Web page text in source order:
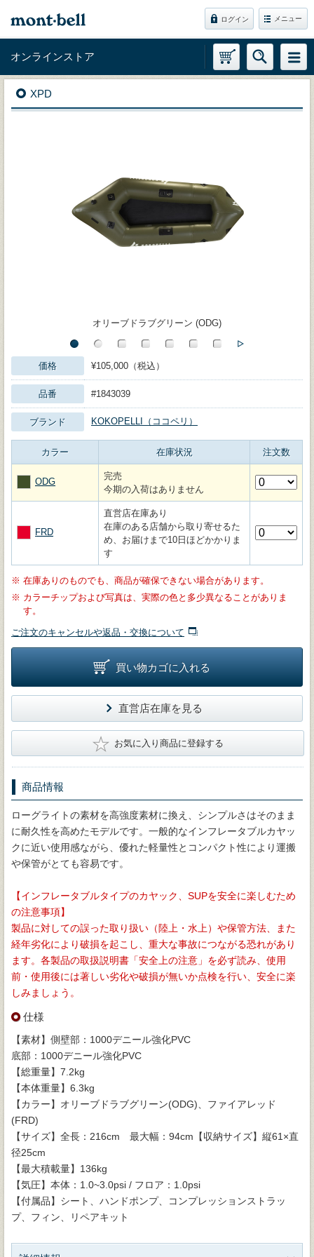
ログイン メニュー
オンラインストア
XPD
オリーブドラブグリーン (ODG)
価格 ¥105,000（税込）
品番 #1843039
ブランド KOKOPELLI（ココペリ）
カラー 在庫状況 注文数
ODG
完売
今期の入荷はありません
FRD
直営店在庫あり
在庫のある店舗から取り寄せるた
め、お届けまで10日ほどかかりま
す
※ 在庫ありのものでも、商品が確保できない場合があります。
※ カラーチップおよび写真は、実際の色と多少異なることがありま
す。
ご注文のキャンセルや返品・交換について
買い物カゴに入れる
直営店在庫を見る
★ お気に入り商品に登録する
商品情報
ローグライトの素材を高強度素材に換え、シンプルさはそのまま
に耐久性を高めたモデルです。一般的なインフレータブルカヤッ
クに近い使用感ながら、優れた軽量性とコンパクト性により運搬
や保管がとても容易です。
【インフレータブルタイプのカヤック、SUPを安全に楽しむため
の注意事項】
製品に対しての誤った取り扱い（陸上・水上）や保管方法、また
経年劣化により破損を起こし、重大な事故につながる恐れがあり
ます。各製品の取扱説明書「安全上の注意」を必ず読み、使用
前・使用後には著しい劣化や破損が無いか点検を行い、安全に楽
しみましょう。
仕様
【素材】側壁部：1000デニール強化PVC
底部：1000デニール強化PVC
【総重量】7.2kg
【本体重量】6.3kg
【カラー】オリーブドラブグリーン(ODG)、ファイアレッド
(FRD)
【サイズ】全長：216cm 最大幅：94cm【収納サイズ】縦61×直
径25cm
【最大積載量】136kg
【気圧】本体：1.0~3.0psi / フロア：1.0psi
【付属品】シート、ハンドポンプ、コンプレッションストラッ
プ、フィン、リペアキット